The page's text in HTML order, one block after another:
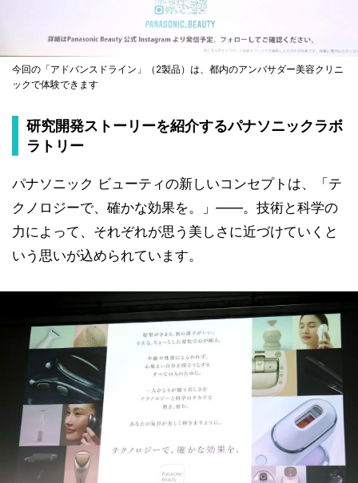
今回の「アドバンスドライン」（2製品）は、都内のアンバサダー美容クリニ
ックで体験できます
研究開発ストーリーを紹介するパナソニックラボ
ラトリー
パナソニック ビューティの新しいコンセプトは、「テ
クノロジーで、確かな効果を。」――。技術と科学の
力によって、それぞれが思う美しさに近づけていくと
いう思いが込められています。